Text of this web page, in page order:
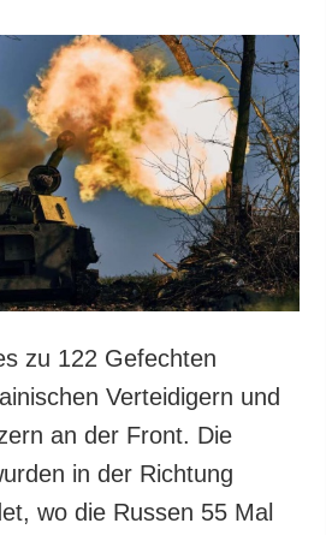
personenbezogener
Daten
LEISTUNGEN
Abonnement
Fotobank
zu 122 Gefechten
Verteidigern und
an der Front. Die
in der Richtung
wo die Russen 55 Mal